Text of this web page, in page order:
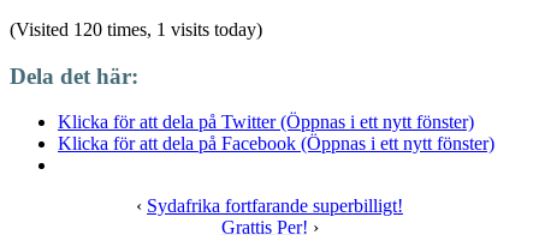
(Visited 120 times, 1 visits today)
Dela det här:
Klicka för att dela på Twitter (Öppnas i ett nytt fönster)
Klicka för att dela på Facebook (Öppnas i ett nytt fönster)
‹ Sydafrika fortfarande superbilligt!
Grattis Per! ›